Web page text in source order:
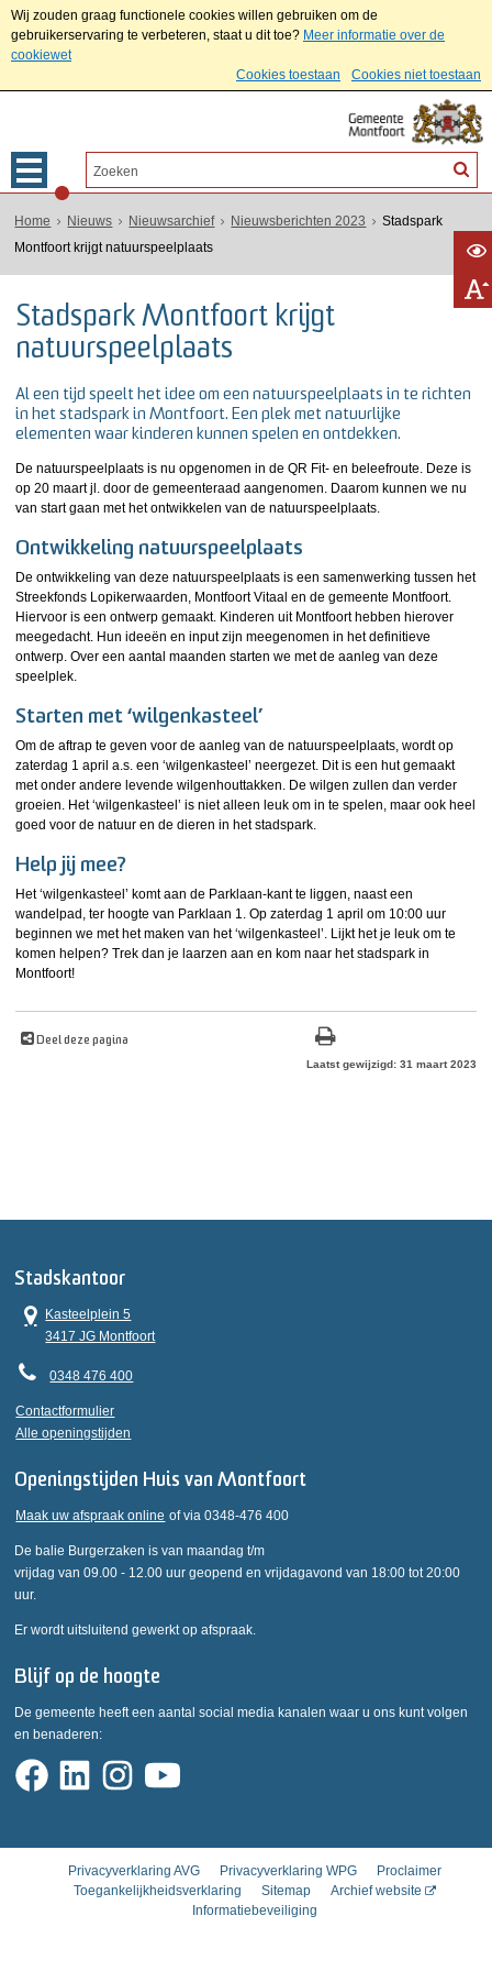
Wij zouden graag functionele cookies willen gebruiken om de
gebruikerservaring te verbeteren, staat u dit toe? Meer informatie over de
cookiewet
Cookies toestaan
Cookies niet toestaan
Home Nieuws Nieuwsarchief Nieuwsberichten 2023
Stadspark
Montfoort krijgt natuurspeelplaats
Stadspark Montfoort krijgt
natuurspeelplaats
Al een tijd speelt het idee om een natuurspeelplaats in te richten
in het stadspark in Montfoort. Een plek met natuurlijke
elementen waar kinderen kunnen spelen en ontdekken.
De natuurspeelplaats is nu opgenomen in de QR Fit- en beleefroute. Deze is
op 20 maart jl. door de gemeenteraad aangenomen. Daarom kunnen we nu
van start gaan met het ontwikkelen van de natuurspeelplaats.
Ontwikkeling natuurspeelplaats
De ontwikkeling van deze natuurspeelplaats is een samenwerking tussen het
Streekfonds Lopikerwaarden, Montfoort Vitaal en de gemeente Montfoort.
Hiervoor is een ontwerp gemaakt. Kinderen uit Montfoort hebben hierover
meegedacht. Hun ideeën en input zijn meegenomen in het definitieve
ontwerp. Over een aantal maanden starten we met de aanleg van deze
speelplek.
Starten met ‘wilgenkasteel’
Om de aftrap te geven voor de aanleg van de natuurspeelplaats, wordt op
zaterdag 1 april a.s. een ‘wilgenkasteel’ neergezet. Dit is een hut gemaakt
met onder andere levende wilgenhouttakken. De wilgen zullen dan verder
groeien. Het ‘wilgenkasteel’ is niet alleen leuk om in te spelen, maar ook heel
goed voor de natuur en de dieren in het stadspark.
Help jij mee?
Het ‘wilgenkasteel’ komt aan de Parklaan-kant te liggen, naast een
wandelpad, ter hoogte van Parklaan 1. Op zaterdag 1 april om 10:00 uur
beginnen we met het maken van het ‘wilgenkasteel’. Lijkt het je leuk om te
komen helpen? Trek dan je laarzen aan en kom naar het stadspark in
Montfoort!
Deel deze pagina
Laatst gewijzigd: 31 maart 2023
Stadskantoor
Kasteelplein 5
3417 JG Montfoort
0348 476 400
Contactformulier
Alle openingstijden
Openingstijden Huis van Montfoort
Maak uw afspraak online of via 0348-476 400
De balie Burgerzaken is van maandag t/m
vrijdag van 09.00 - 12.00 uur geopend en vrijdagavond van 18:00 tot 20:00
uur.
Er wordt uitsluitend gewerkt op afspraak.
Blijf op de hoogte
De gemeente heeft een aantal social media kanalen waar u ons kunt volgen
en benaderen:
Privacyverklaring AVG Privacyverklaring WPG
Proclaimer
Toegankelijkheidsverklaring
Sitemap
Archief website
Informatiebeveiliging